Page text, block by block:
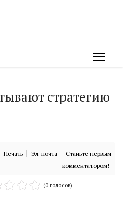
стратегию
Печать Эл. почта
Станьте первым
комментатором!
(0 голосов)